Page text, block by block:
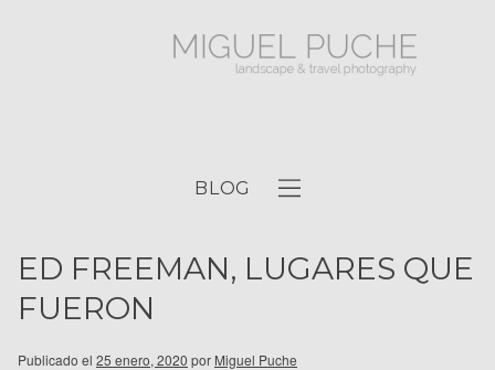
BLOG
ED FREEMAN, LUGARES QUE
FUERON
Publicado el 25 enero, 2020 por Miguel Puche